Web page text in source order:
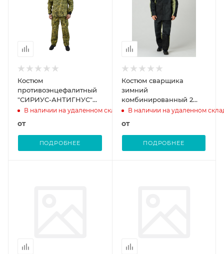
Костюм
противоэнцефалитный
"СИРИУС-АНТИГНУС"
куртка, брюки КМФ
В наличии на удаленном складе
от
ПОДРОБНЕЕ
Костюм сварщика
зимний
комбинированный 2
класс защиты (Брезент,
черный/бежевый
В наличии на удаленном
от
ПОДРОБНЕЕ